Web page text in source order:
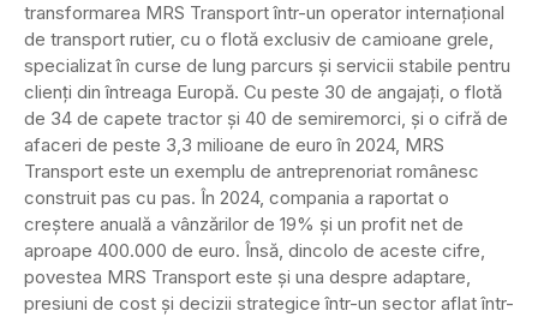
transformarea MRS Transport într-un operator internațional
de transport rutier, cu o flotă exclusiv de camioane grele,
specializat în curse de lung parcurs și servicii stabile pentru
clienți din întreaga Europă. Cu peste 30 de angajați, o flotă
de 34 de capete tractor și 40 de semiremorci, și o cifră de
afaceri de peste 3,3 milioane de euro în 2024, MRS
Transport este un exemplu de antreprenoriat românesc
construit pas cu pas. În 2024, compania a raportat o
creștere anuală a vânzărilor de 19% și un profit net de
aproape 400.000 de euro. Însă, dincolo de aceste cifre,
povestea MRS Transport este și una despre adaptare,
presiuni de cost și decizii strategice într-un sector aflat într-